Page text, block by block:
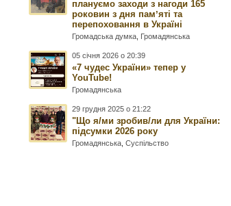
плануємо заходи з нагоди 165
роковин з дня памʼяті та
перепоховання в Україні
Громадська думка Громадянська
05 січня 2026 о 20:39
«7 чудес України» тепер у
YouTube!
Громадянська
29 грудня 2025 о 21:22
"Що я/ми зробив/ли для України:
підсумки 2026 року
Громадянська ,Суспільство